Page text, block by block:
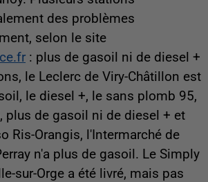
des problèmes
selon le site
: plus de gasoil ni de diesel +
le Leclerc de Viry-Châtillon est
le diesel +, le sans plomb 95,
plus de gasoil ni de diesel + et
Ris-Orangis, l'Intermarché de
n'a plus de gasoil. Le Simply
sur-Orge a été livré, mais pas